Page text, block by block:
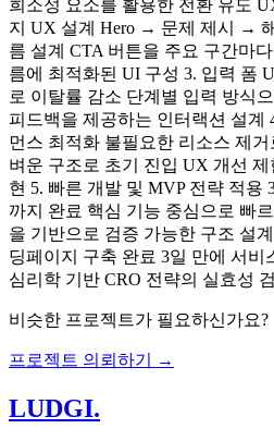
희소성 요소를 활용한 전환 유도
지 UX 설계 Hero → 문제 제시 →
름 설계 CTA 버튼을 주요 구간마
름에 최적화된 UI 구성 3. 입력 폼
로 이탈률 감소 단계별 입력 방식
피드백을 제공하는 인터랙션 설계
먼스 최적화 불필요한 리소스 제
벼운 구조로 초기 진입 UX 개선
현 5. 빠른 개발 및 MVP 전략 적용
까지 완료 핵심 기능 중심으로 빠
을 기반으로 검증 가능한 구조 설
딩페이지 구축 완료 3일 만에 서비
심리학 기반 CRO 전략의 실효성
비슷한 프로젝트가 필요하신가요?
프로젝트 의뢰하기 →
LUDGI.